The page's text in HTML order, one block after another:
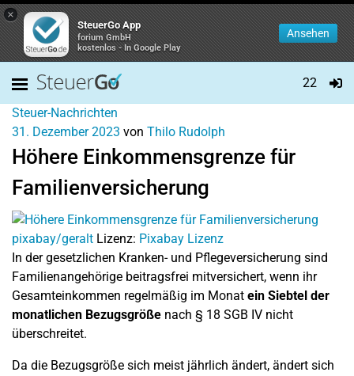
×
SteuerGo App
forium GmbH
kostenlos - In Google Play
Ansehen
22
Steuer-Nachrichten
31. Dezember 2023 von Thilo Rudolph
Höhere Einkommensgrenze für
Familienversicherung
pixabay/geralt Lizenz: Pixabay Lizenz
In der gesetzlichen Kranken- und Pflegeversicherung sind
Familienangehörige beitragsfrei mitversichert, wenn ihr
Gesamteinkommen regelmäßig im Monat ein Siebtel der
monatlichen Bezugsgröße nach § 18 SGB IV nicht
überschreitet.
Da die Bezugsgröße sich meist jährlich ändert, ändert sich